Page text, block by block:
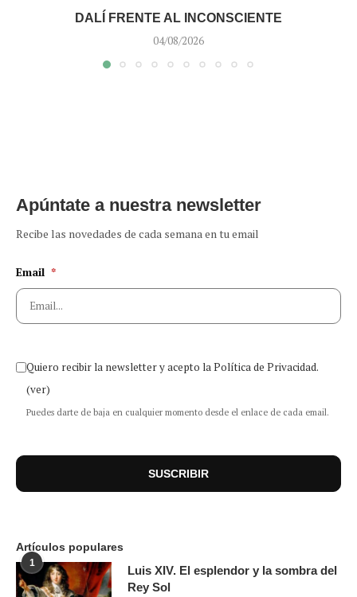
DALÍ FRENTE AL INCONSCIENTE
04/08/2026
Apúntate a nuestra newsletter
Recibe las novedades de cada semana en tu email
Email *
Quiero recibir la newsletter y acepto la Política de Privacidad.
(ver)
Puedes darte de baja en cualquier momento desde el enlace de cada email.
Artículos populares
1
Luis XIV. El esplendor y la sombra del
Rey Sol